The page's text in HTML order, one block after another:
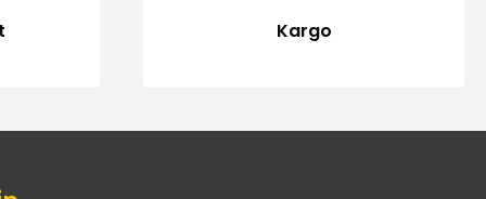
Kargo